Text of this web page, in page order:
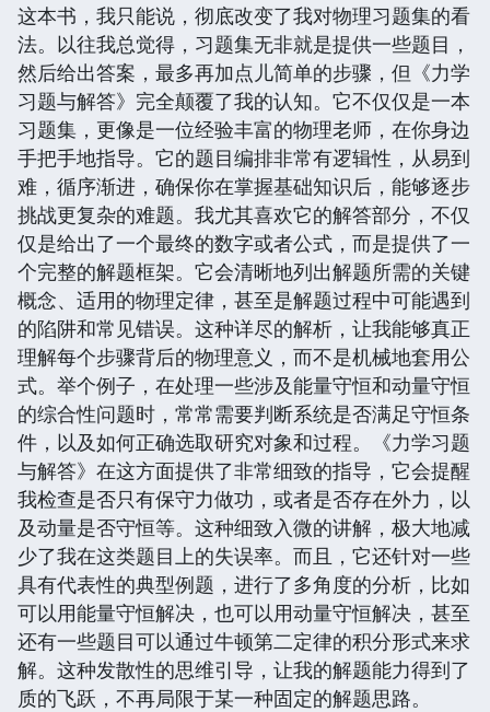
这本书，我只能说，彻底改变了我对物理习题集的看
法。以往我总觉得，习题集无非就是提供一些题目，
然后给出答案，最多再加点儿简单的步骤，但《力学
习题与解答》完全颠覆了我的认知。它不仅仅是一本
习题集，更像是一位经验丰富的物理老师，在你身边
手把手地指导。它的题目编排非常有逻辑性，从易到
难，循序渐进，确保你在掌握基础知识后，能够逐步
挑战更复杂的难题。我尤其喜欢它的解答部分，不仅
仅是给出了一个最终的数字或者公式，而是提供了一
个完整的解题框架。它会清晰地列出解题所需的关键
概念、适用的物理定律，甚至是解题过程中可能遇到
的陷阱和常见错误。这种详尽的解析，让我能够真正
理解每个步骤背后的物理意义，而不是机械地套用公
式。举个例子，在处理一些涉及能量守恒和动量守恒
的综合性问题时，常常需要判断系统是否满足守恒条
件，以及如何正确选取研究对象和过程。《力学习题
与解答》在这方面提供了非常细致的指导，它会提醒
我检查是否只有保守力做功，或者是否存在外力，以
及动量是否守恒等。这种细致入微的讲解，极大地减
少了我在这类题目上的失误率。而且，它还针对一些
具有代表性的典型例题，进行了多角度的分析，比如
可以用能量守恒解决，也可以用动量守恒解决，甚至
还有一些题目可以通过牛顿第二定律的积分形式来求
解。这种发散性的思维引导，让我的解题能力得到了
质的飞跃，不再局限于某一种固定的解题思路。